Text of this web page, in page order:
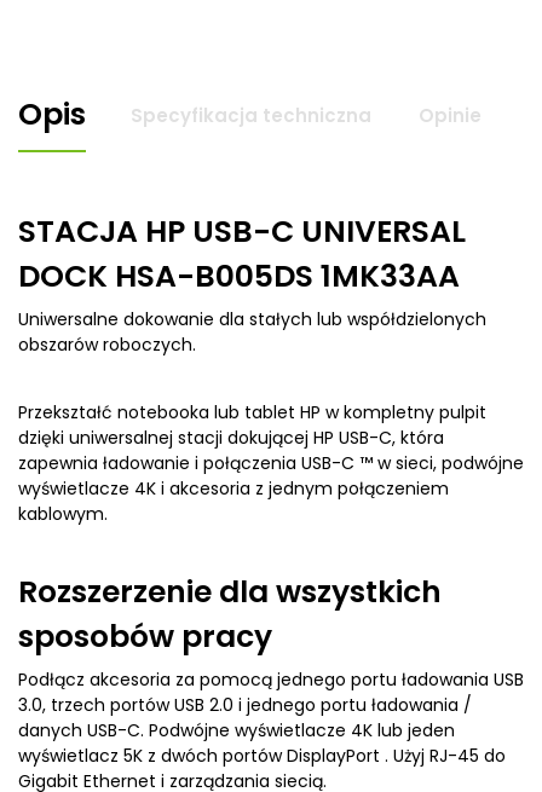
Opis Specyfikacja techniczna Opinie
STACJA HP USB-C UNIVERSAL
DOCK HSA-B005DS 1MK33AA
Uniwersalne dokowanie dla stałych lub współdzielonych
obszarów roboczych.
Przekształć notebooka lub tablet HP w kompletny pulpit
dzięki uniwersalnej stacji dokującej HP USB-C, która
zapewnia ładowanie i połączenia USB-C ™ w sieci, podwójne
wyświetlacze 4K i akcesoria z jednym połączeniem
kablowym.
Rozszerzenie dla wszystkich
sposobów pracy
Podłącz akcesoria za pomocą jednego portu ładowania USB
3.0, trzech portów USB 2.0 i jednego portu ładowania /
danych USB-C. Podwójne wyświetlacze 4K lub jeden
wyświetlacz 5K z dwóch portów DisplayPort . Użyj RJ-45 do
Gigabit Ethernet i zarządzania siecią.